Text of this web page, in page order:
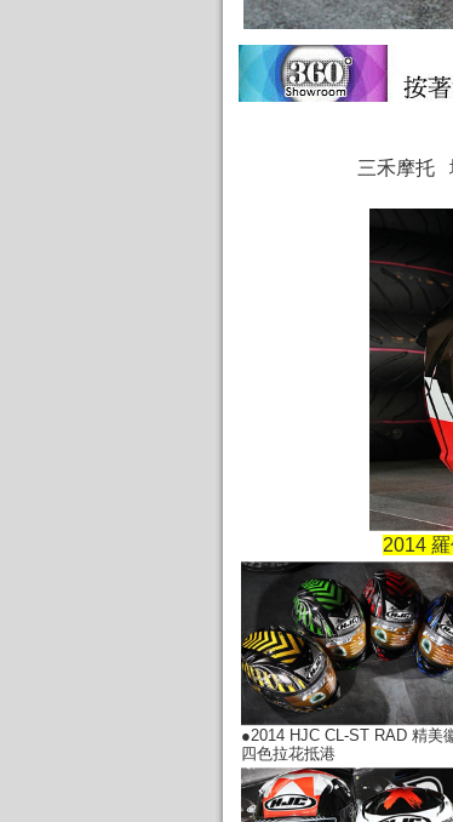
三禾摩托
2014
●2014 HJC CL-ST RAD 精美
四色拉花抵港